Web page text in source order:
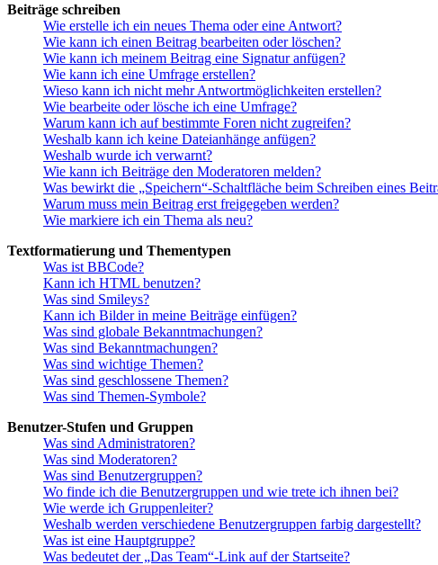
Beiträge schreiben
Wie erstelle ich ein neues Thema oder eine Antwort?
Wie kann ich einen Beitrag bearbeiten oder löschen?
Wie kann ich meinem Beitrag eine Signatur anfügen?
Wie kann ich eine Umfrage erstellen?
Wieso kann ich nicht mehr Antwortmöglichkeiten erstellen?
Wie bearbeite oder lösche ich eine Umfrage?
Warum kann ich auf bestimmte Foren nicht zugreifen?
Weshalb kann ich keine Dateianhänge anfügen?
Weshalb wurde ich verwarnt?
Wie kann ich Beiträge den Moderatoren melden?
Was bewirkt die „Speichern“-Schaltfläche beim Schreiben eines
Warum muss mein Beitrag erst freigegeben werden?
Wie markiere ich ein Thema als neu?
Textformatierung und Thementypen
Was ist BBCode?
Kann ich HTML benutzen?
Was sind Smileys?
Kann ich Bilder in meine Beiträge einfügen?
Was sind globale Bekanntmachungen?
Was sind Bekanntmachungen?
Was sind wichtige Themen?
Was sind geschlossene Themen?
Was sind Themen-Symbole?
Benutzer-Stufen und Gruppen
Was sind Administratoren?
Was sind Moderatoren?
Was sind Benutzergruppen?
Wo finde ich die Benutzergruppen und wie trete ich ihnen bei?
Wie werde ich Gruppenleiter?
Weshalb werden verschiedene Benutzergruppen farbig dargestellt?
Was ist eine Hauptgruppe?
Was bedeutet der „Das Team“-Link auf der Startseite?